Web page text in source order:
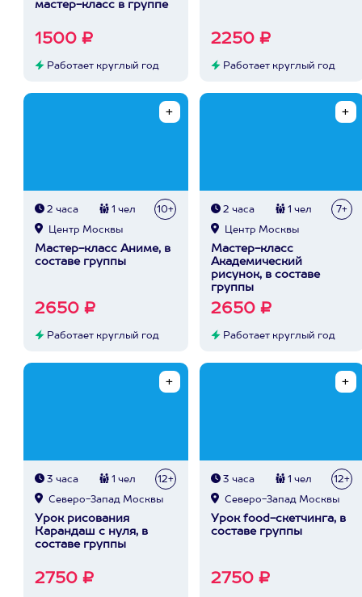
мастер-класс в группе
1500 ₽
Работает круглый год
2250 ₽
Работает круглый год
2 часа 1 чел 10+
Центр Москвы
Мастер-класс Аниме, в
составе группы
2650 ₽
Работает круглый год
2 часа 1 чел 7+
Центр Москвы
Мастер-класс
Академический
рисунок, в составе
группы
2650 ₽
Работает круглый год
3 часа 1 чел 12+
Северо-Запад Москвы
Урок рисования
Карандаш с нуля, в
составе группы
2750 ₽
3 часа 1 чел 12+
Северо-Запад Москвы
Урок food-скетчинга, в
составе группы
2750 ₽